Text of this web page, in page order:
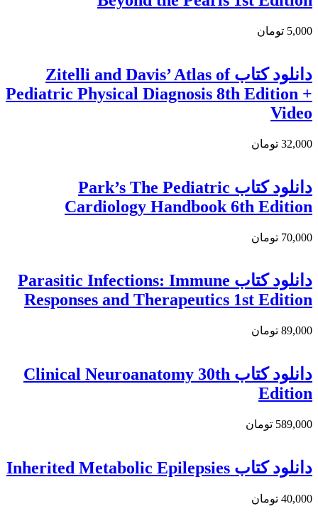
5,000 تومان
دانلود كتاب Zitelli and Davis’ Atlas of
Pediatric Physical Diagnosis 8th Edition +
Video
32,000 تومان
دانلود کتاب Park’s The Pediatric
Cardiology Handbook 6th Edition
70,000 تومان
دانلود کتاب Parasitic Infections: Immune
Responses and Therapeutics 1st Edition
89,000 تومان
دانلود کتاب Clinical Neuroanatomy 30th
Edition
589,000 تومان
دانلود کتاب Inherited Metabolic Epilepsies
40,000 تومان